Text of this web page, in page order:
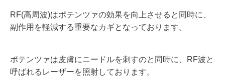
RF(高周波)はポテンツァの効果を向上させると同時に、
副作用を軽減する重要なカギとなっております。
ポテンツァは皮膚にニードルを刺すのと同時に、RF波と
呼ばれるレーザーを照射しております。